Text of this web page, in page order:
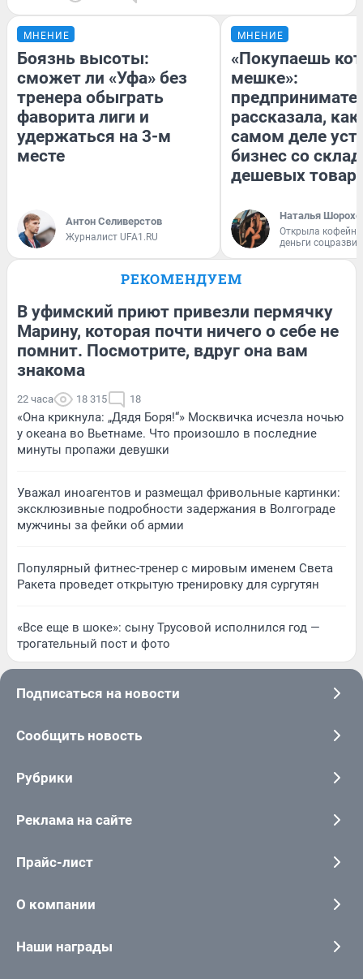
МНЕНИЕ
Боязнь высоты:
сможет ли «Уфа» без
тренера обыграть
фаворита лиги и
удержаться на 3-м
месте
Антон Селиверстов
Журналист UFA1.RU
МНЕНИЕ
«Покупаешь
мешке»:
рассказала, как
самом деле
бизнес со
дешевых
Наталья
Открыла
деньги
РЕКОМЕНДУЕМ
В уфимский приют привезли пермячку
Марину, которая почти ничего о себе не
помнит. Посмотрите, вдруг она вам
знакома
22 часа 18 315 18
«Она крикнула: „Дядя Боря!“» Москвичка исчезла ночью
у океана во Вьетнаме. Что произошло в последние
минуты пропажи девушки
Уважал иноагентов и размещал фривольные картинки:
эксклюзивные подробности задержания в Волгограде
мужчины за фейки об армии
Популярный фитнес-тренер с мировым именем Света
Ракета проведет открытую тренировку для сургутян
«Все еще в шоке»: сыну Трусовой исполнился год —
трогательный пост и фото
Подписаться на новости
Сообщить новость
Рубрики
Реклама на сайте
Прайс-лист
О компании
Наши награды